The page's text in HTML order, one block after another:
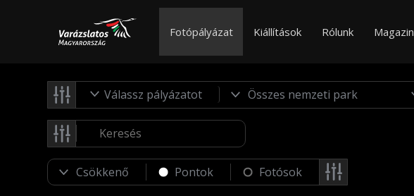
Fotópályázat Kiállítások Rólunk Magazin
Válassz pályázatot
Pontok Fotósok